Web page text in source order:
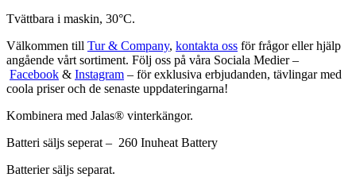
Tvättbara i maskin, 30°C.
Välkommen till Tur & Company, kontakta oss för frågor eller hjälp
angående vårt sortiment. Följ oss på våra Sociala Medier –
Facebook & Instagram – för exklusiva erbjudanden, tävlingar med
coola priser och de senaste uppdateringarna!
Kombinera med Jalas® vinterkängor.
Batteri säljs seperat – 260 Inuheat Battery
Batterier säljs separat.